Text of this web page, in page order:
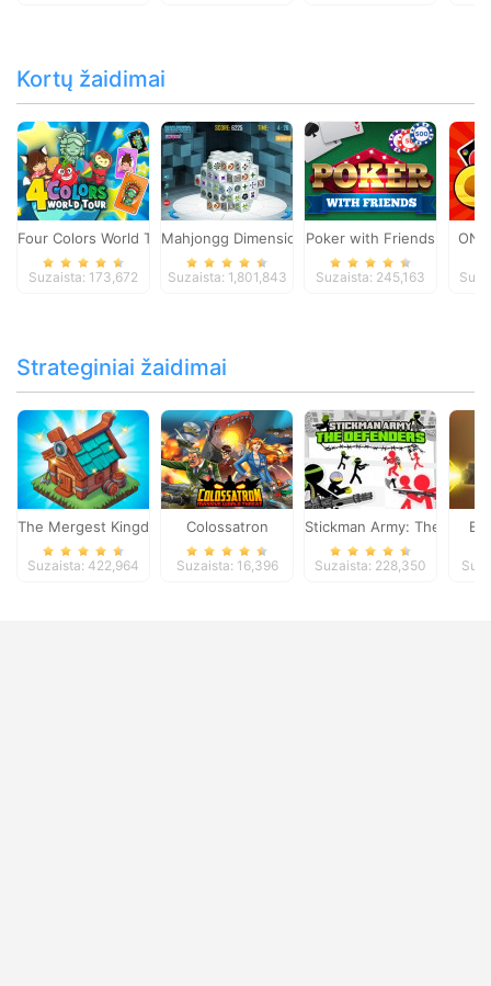
Kortų žaidimai
Four Colors World Tour
Suzaista: 173,672
Mahjongg Dimensions
Suzaista: 1,801,843
Poker with Friends
Suzaista: 245,163
Strateginiai žaidimai
The Mergest Kingdom
Suzaista: 422,964
Colossatron
Suzaista: 16,396
Stickman Army: The
Suzaista: 228,350